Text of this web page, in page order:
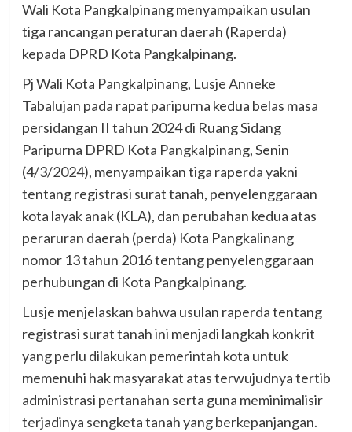
Wali Kota Pangkalpinang menyampaikan usulan
tiga rancangan peraturan daerah (Raperda)
kepada DPRD Kota Pangkalpinang.
Pj Wali Kota Pangkalpinang, Lusje Anneke
Tabalujan pada rapat paripurna kedua belas masa
persidangan II tahun 2024 di Ruang Sidang
Paripurna DPRD Kota Pangkalpinang, Senin
(4/3/2024), menyampaikan tiga raperda yakni
tentang registrasi surat tanah, penyelenggaraan
kota layak anak (KLA), dan perubahan kedua atas
peraruran daerah (perda) Kota Pangkalinang
nomor 13 tahun 2016 tentang penyelenggaraan
perhubungan di Kota Pangkalpinang.
Lusje menjelaskan bahwa usulan raperda tentang
registrasi surat tanah ini menjadi langkah konkrit
yang perlu dilakukan pemerintah kota untuk
memenuhi hak masyarakat atas terwujudnya tertib
administrasi pertanahan serta guna meminimalisir
terjadinya sengketa tanah yang berkepanjangan.